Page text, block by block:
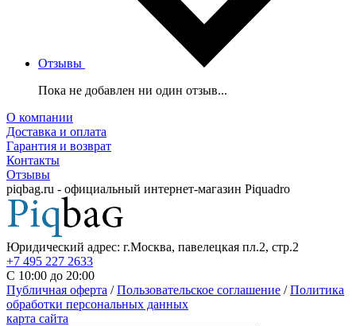
Отзывы
Пока не добавлен ни один отзыв...
О компании
Доставка и оплата
Гарантия и возврат
Контакты
Отзывы
piqbag.ru - официальный интернет-магазин Piquadro
Юридический адрес: г.Москва, павелецкая пл.2, стр.2
+7 495 227 2633
С 10:00 до 20:00
Публичная оферта /Пользовательское соглашение /Политика
обработки персональных данных
карта сайта